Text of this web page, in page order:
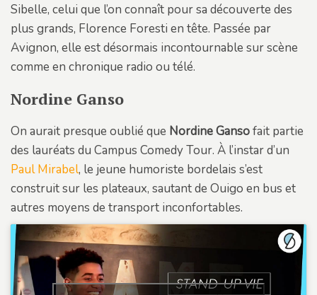
Sibelle, celui que l’on connaît pour sa découverte des
plus grands, Florence Foresti en tête. Passée par
Avignon, elle est désormais incontournable sur scène
comme en chronique radio ou télé.
Nordine Ganso
On aurait presque oublié que Nordine Gansofait partie
des lauréats du Campus Comedy Tour. À l’instar d’un
Paul Mirabel, le jeune humoriste bordelais s’est
construit sur les plateaux, sautant de Ouigo en bus et
autres moyens de transport inconfortables.